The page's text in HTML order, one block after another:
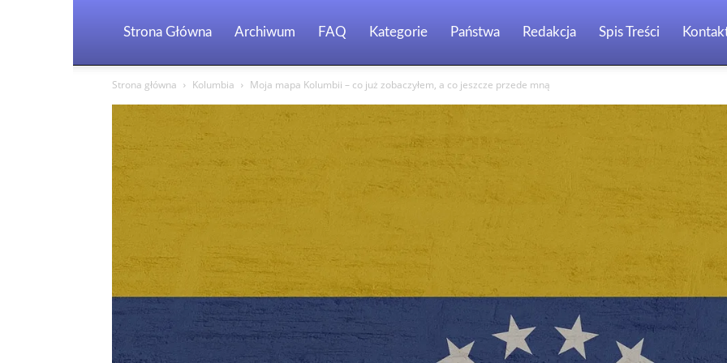
Strona Główna Archiwum FAQ Kategorie Państwa Redakcja Spis Treści
Strona główna Kolumbia Moja mapa Kolumbii – co już zobaczyłem, a co jeszcze przede mną